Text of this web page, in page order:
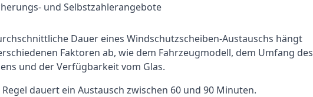
und Selbstzahlerangebote
Dauer eines Windschutzscheiben-Austauschs hängt
Faktoren ab, wie dem Fahrzeugmodell, dem Umfang des
und der Verfügbarkeit vom Glas.
dauert ein Austausch zwischen 60 und 90 Minuten.